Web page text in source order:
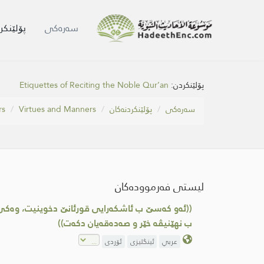
سه‌ره‌كی
پۆلێنکردن: Etiquettes of Reciting the Noble Qur’an
سه‌ره‌كی
پۆلێنکردنەکان Virtues and Manners
لیستی فەرموودەکان
((ئه‌و كه‌سێ ب ئاشكه‌رایی قورئانێ دخوینیت،
ب نهێنیڤه‌ خێر و صه‌ده‌قه‌یان دكه‌ت))
عربي ئینگلیزی ئۆردی